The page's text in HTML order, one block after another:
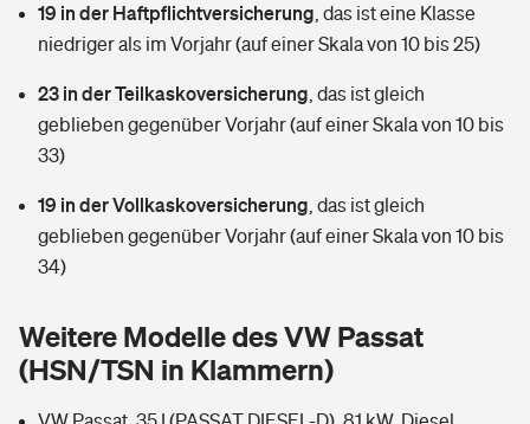
Wer versichert was: Jetzt Versicherer finden
Sie haben Fragen?
Mietkautionsversicherung
Restkreditversicherung
Tools
Hochwasser-Check: Wie gefährdet ist Ihr Haus?
Kinderinvalidität
Reiseversicherung
Hundehalter-Haftpflicht
Handyversicherung
Private Cyberversicherung
Tierkrankenversicherung
Tools
Wer versichert was: Jetzt Versicherer finden
Rentenrechner: Wie viel Geld bekomme ich im Alter?
19 in der Haftpflichtversicherung das ist eine Klasse
niedriger als im Vorjahr (auf einer Skala von 10 bis 25)
23 in der Teilkaskoversicherung das ist gleich
geblieben gegenüber Vorjahr (auf einer Skala von 10 bis
33)
19 in der Vollkaskoversicherung das ist gleich
geblieben gegenüber Vorjahr (auf einer Skala von 10 bis
34)
Weitere Modelle des VW Passat
(HSN/TSN in Klammern)